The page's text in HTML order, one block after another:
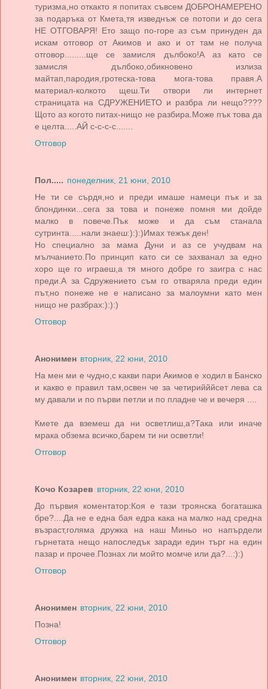
туризма,но откакто я попитах съвсем ДОБРОНАМЕРЕНО
за подаръка от Кмета,тя изведнъж се потопи и до сега
НЕ ОТГОВАРЯ! Ето защо по-горе аз съм принуден да
искам отговор от Акимов и ако и от там не получа
отговор.........ще се замисля дълбоко!А аз като се
замисля дълбоко,обикновено излиза
майтап,пародия,гротеска-това мога-това правя.А
материал-колкото щеш.Ти отвори ли интернет
страницата на СДРУЖЕНИЕТО и разбра ли нещо????
Щото аз когото питах-нищо не разбира.Може пък това да
е целта.....АЙ с-с-с-с.......
Отговор
Пол..... понеделник, 21 юни, 2010
Не ти се сърдя,но и преди имаше намеци пък и за
блондинки...сега за това и понеже помня ми дойде
малко в повече.Пък може и да съм станала
сутринта.....нали знаеш:):):)Имах тежък ден!
Но специално за мама Дуни и аз се учудвам на
мълчанието.По принцип като си се захванал за едно
хоро ще го играеш,а тя много добре го заигра с нас
преди.А за Сдружението съм го отваряла преди един
път,но понеже не е написано за малоумни като мен
нищо не разбрах:):):)
Отговор
Анонимен вторник, 22 юни, 2010
На мен ми е чудно,с какви пари Акимов е ходил в Банско
и какво е правил там,освен че за четирийййсет лева са
му давали и по първи петли и по пладне че и вечеря ....
Кмете да вземеш да ни осветлиш,а?Така или иначе
мрака обзема всичко,барем ти ни осветли!
Отговор
Кочо Козарев вторник, 22 юни, 2010
До първия коментатор:Коя е тази троянска богаташка
бре?....Да не е една бая едра кака на малко над средна
възраст,голяма дружка на наш Миньо но напърдели
гърнетата нещо напоследък заради един търг на един
пазар и прочее.Познах ли мойто момче или да?...:):)
Отговор
Анонимен вторник, 22 юни, 2010
Позна!
Отговор
Анонимен вторник, 22 юни, 2010